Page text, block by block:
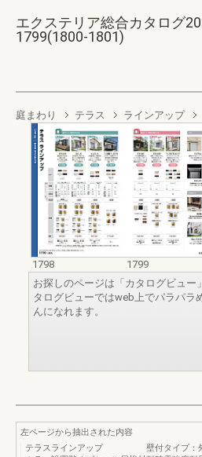
エクステリア総合カタログ
1799(1800-1801)
庭まわり テラス ラインアップ
1798
1799
お探しのページは「カタログビュー
タログビューではweb上でパラパラ
んになれます。
左ページから抽出された内容
テラスラインアップ 壁付タイプ：外